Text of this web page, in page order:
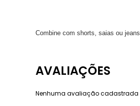
Combine com shorts, saias ou
Nenhuma avaliação cadastrada